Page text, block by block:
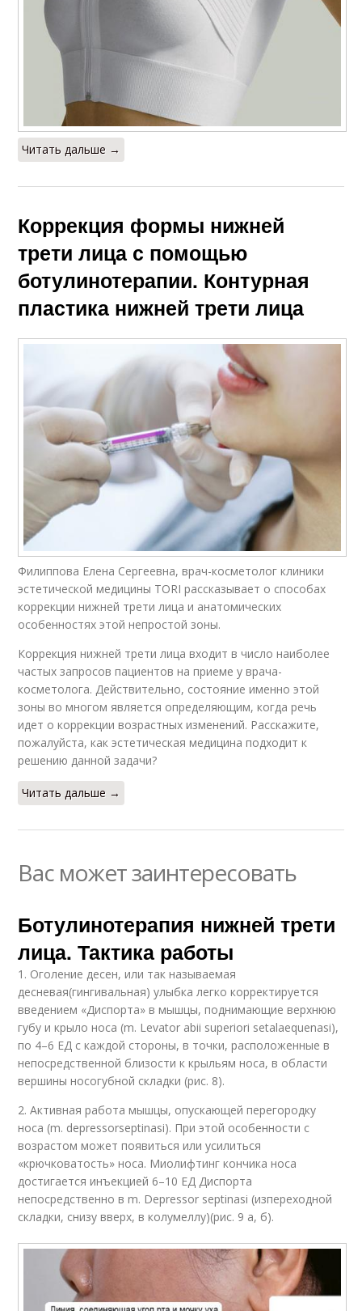
Читать дальше →
Коррекция формы нижней
трети лица с помощью
ботулинотерапии. Контурная
пластика нижней трети лица
Филиппова Елена Сергеевна, врач-косметолог клиники
эстетической медицины TORI рассказывает о способах
коррекции нижней трети лица и анатомических
особенностях этой непростой зоны.
Коррекция нижней трети лица входит в число наиболее
частых запросов пациентов на приеме у врача-
косметолога. Действительно, состояние именно этой
зоны во многом является определяющим, когда речь
идет о коррекции возрастных изменений. Расскажите,
пожалуйста, как эстетическая медицина подходит к
решению данной задачи?
Читать дальше →
Вас может заинтересовать
Ботулинотерапия нижней трети
лица. Тактика работы
1. Оголение десен, или так называемая
десневая(гингивальная) улыбка легко корректируется
введением «Диспорта» в мышцы, поднимающие верхнюю
губу и крыло носа (m. Levator abii superiori setalaequenasi),
по 4–6 ЕД с каждой стороны, в точки, расположенные в
непосредственной близости к крыльям носа, в области
вершины носогубной складки (рис. 8).
2. Активная работа мышцы, опускающей перегородку
носа (m. depressorseptinasi). При этой особенности с
возрастом может появиться или усилиться
«крючковатость» носа. Миолифтинг кончика носа
достигается инъекцией 6–10 ЕД Диспорта
непосредственно в m. Depressor septinasi (изпереходной
складки, снизу вверх, в колумеллу)(рис. 9 а, б).